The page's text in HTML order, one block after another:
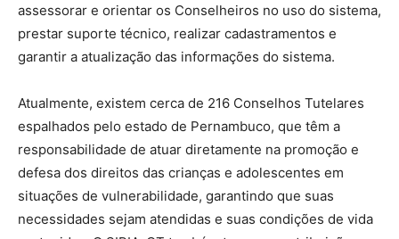
assessorar e orientar os Conselheiros no uso do sistema,
prestar suporte técnico, realizar cadastramentos e
garantir a atualização das informações do sistema.
Atualmente, existem cerca de 216 Conselhos Tutelares
espalhados pelo estado de Pernambuco, que têm a
responsabilidade de atuar diretamente na promoção e
defesa dos direitos das crianças e adolescentes em
situações de vulnerabilidade, garantindo que suas
necessidades sejam atendidas e suas condições de vida